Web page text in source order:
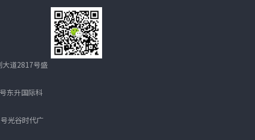
大道2817号盛
东升国际科
光谷时代广